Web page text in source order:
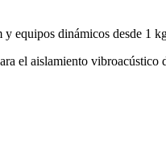
equipos dinámicos desde 1
el aislamiento vibroacústico